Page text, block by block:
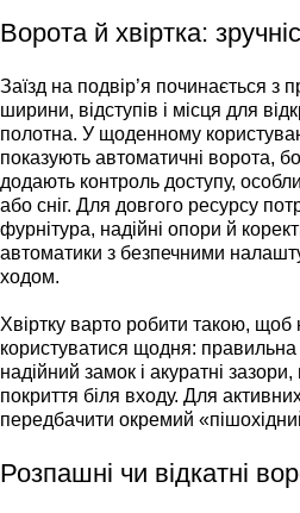
Ворота й хвіртка:
Заїзд на подвір’я починається з
ширини, відступів і місця для
полотна. У щоденному
показують автоматичні ворота,
додають контроль доступу,
або сніг. Для довгого ресурсу
фурнітура, надійні опори й
автоматики з безпечними
ходом.
Хвіртку варто робити такою,
користуватися щодня:
надійний замок і акуратні
покриття біля входу. Для
передбачити окремий
Розпашні чи відкатні